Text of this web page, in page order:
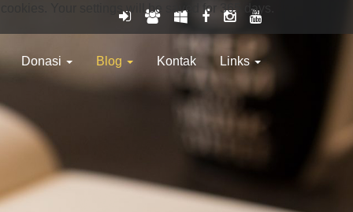
Donasi Blog Kontak Links
Your settings will be saved for 365 days.